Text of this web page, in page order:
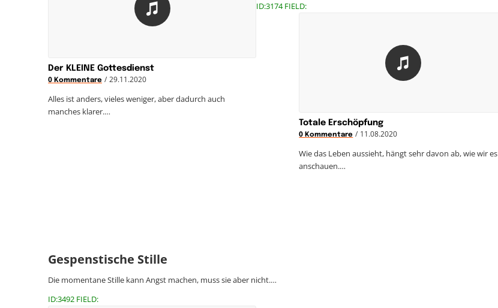
Der KLEINE Gottesdienst
0 Kommentare / 29.11.2020
Alles ist anders, vieles weniger, aber dadurch auch
manches klarer.…
ID:3174 FIELD:
Totale Erschöpfung
0 Kommentare / 11.08.2020
Wie das Leben aussieht, hängt sehr davon ab, wie wir es
anschauen.…
Gespenstische Stille
Die momentane Stille kann Angst machen, muss sie aber nicht.…
ID:3492 FIELD: